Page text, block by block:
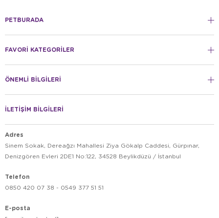
PETBURADA
FAVORİ KATEGORİLER
ÖNEMLİ BİLGİLERİ
İLETİŞİM BİLGİLERİ
Adres
Sinem Sokak, Dereağzı Mahallesi Ziya Gökalp Caddesi, Gürpınar,
Denizgören Evleri 2DE1 No:122, 34528 Beylikdüzü / İstanbul
Telefon
0850 420 07 38 - 0549 377 51 51
E-posta